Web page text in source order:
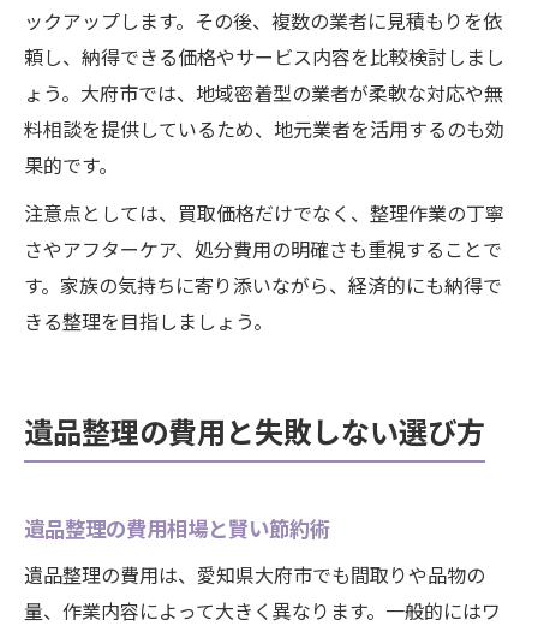
ックアップします。その後、複数の業者に見積もりを依
頼し、納得できる価格やサービス内容を比較検討しまし
ょう。大府市では、地域密着型の業者が柔軟な対応や無
料相談を提供しているため、地元業者を活用するのも効
果的です。
注意点としては、買取価格だけでなく、整理作業の丁寧
さやアフターケア、処分費用の明確さも重視することで
す。家族の気持ちに寄り添いながら、経済的にも納得で
きる整理を目指しましょう。
遺品整理の費用と失敗しない選び方
遺品整理の費用相場と賢い節約術
遺品整理の費用は、愛知県大府市でも間取りや品物の
量、作業内容によって大きく異なります。一般的にはワ